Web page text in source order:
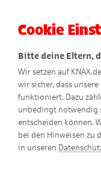
Die
Cookie
Bitte deine Eltern,
Wir setzen auf
wir sicher, dass
funktioniert. Dazu
unbedingt notwendig
entscheiden können.
bei den Hinweisen zu
in unseren